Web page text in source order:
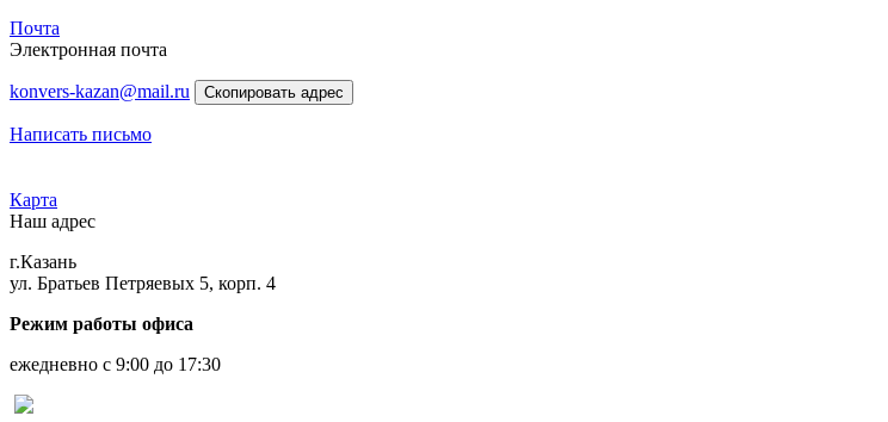
Почта
Электронная почта
konvers-kazan@mail.ru Скопировать адрес
Написать письмо
Карта
Наш адрес
г.Казань
ул. Братьев Петряевых 5, корп. 4
Режим работы офиса
ежедневно с 9:00 до 17:30